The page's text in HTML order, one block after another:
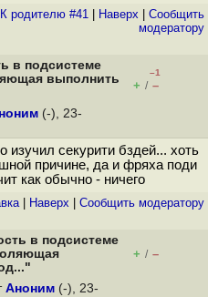
К родителю #41 Наверх
Cообщить
модератору
в подсистеме
выполнить
–1
+ / –
(-), 23-
изучил секурити бздей... хоть
причине, да и фряха поди
как обычно - ничего
| Наверх Cообщить модератору
в подсистеме
+ / –
Аноним (-), 23-